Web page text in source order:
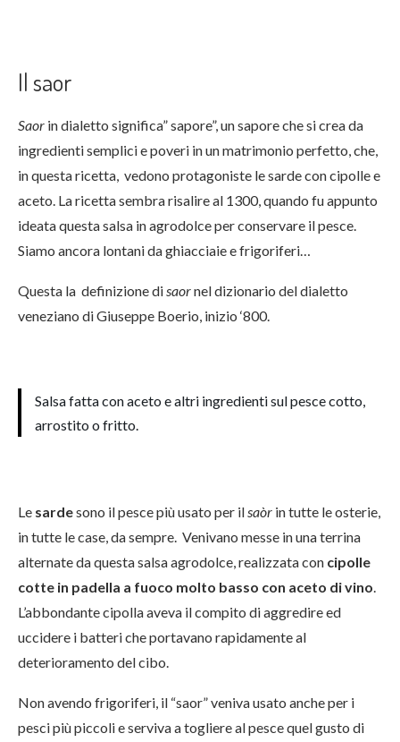
Il saor
Saor in dialetto significa” sapore”, un sapore che si crea da
ingredienti semplici e poveri in un matrimonio perfetto, che,
in questa ricetta, vedono protagoniste le sarde con cipolle e
aceto. La ricetta sembra risalire al 1300, quando fu appunto
ideata questa salsa in agrodolce per conservare il pesce.
Siamo ancora lontani da ghiacciaie e frigoriferi…
Questa la definizione di saornel dizionario del dialetto
veneziano di Giuseppe Boerio, inizio ‘800.
Salsa fatta con aceto e altri ingredienti sul pesce cotto,
arrostito o fritto.
Le sardesono il pesce più usato per il saòr in tutte le osterie,
in tutte le case, da sempre. Venivano messe in una terrina
alternate da questa salsa agrodolce, realizzata con cipolle
cotte in padella a fuoco molto basso con aceto di vino
L’abbondante cipolla aveva il compito di aggredire ed
uccidere i batteri che portavano rapidamente al
deterioramento del cibo.
Non avendo frigoriferi, il “saor” veniva usato anche per i
pesci più piccoli e serviva a togliere al pesce quel gusto di